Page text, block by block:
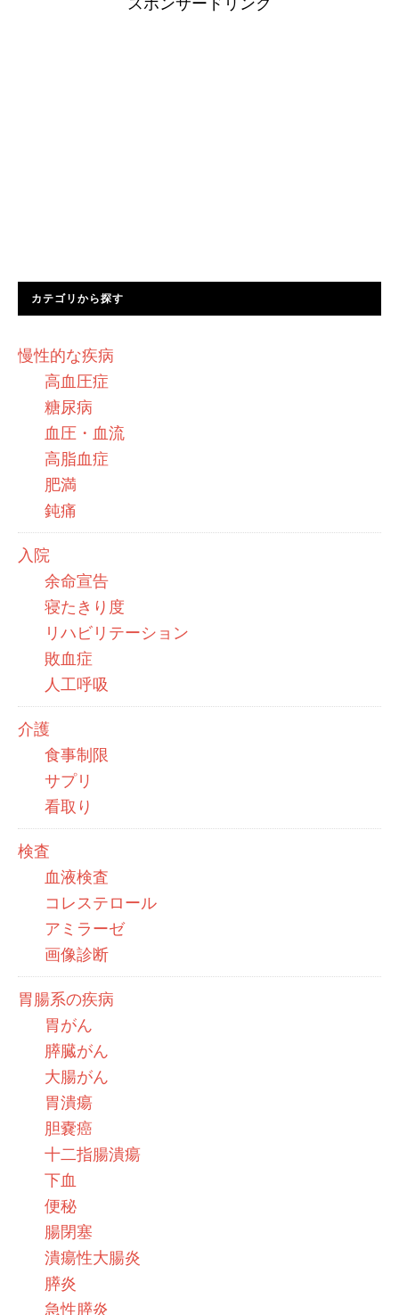
カテゴリから探す
慢性的な疾病
高血圧症
糖尿病
血圧・血流
高脂血症
肥満
鈍痛
入院
余命宣告
寝たきり度
リハビリテーション
敗血症
人工呼吸
介護
食事制限
サプリ
看取り
検査
血液検査
コレステロール
アミラーゼ
画像診断
胃腸系の疾病
胃がん
膵臓がん
大腸がん
胃潰瘍
胆嚢癌
十二指腸潰瘍
下血
便秘
腸閉塞
潰瘍性大腸炎
膵炎
急性膵炎